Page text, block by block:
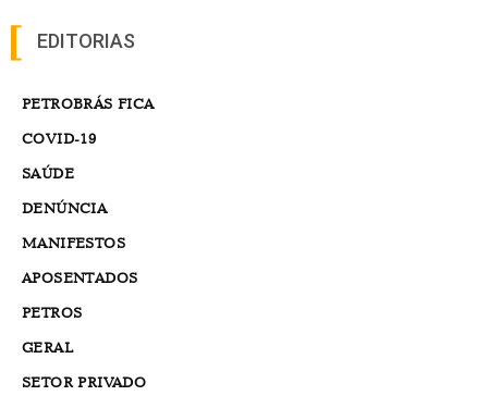
EDITORIAS
PETROBRÁS FICA
COVID-19
SAÚDE
DENÚNCIA
MANIFESTOS
APOSENTADOS
PETROS
GERAL
SETOR PRIVADO